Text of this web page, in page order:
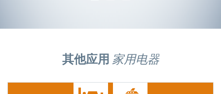
其他应用 家用电器